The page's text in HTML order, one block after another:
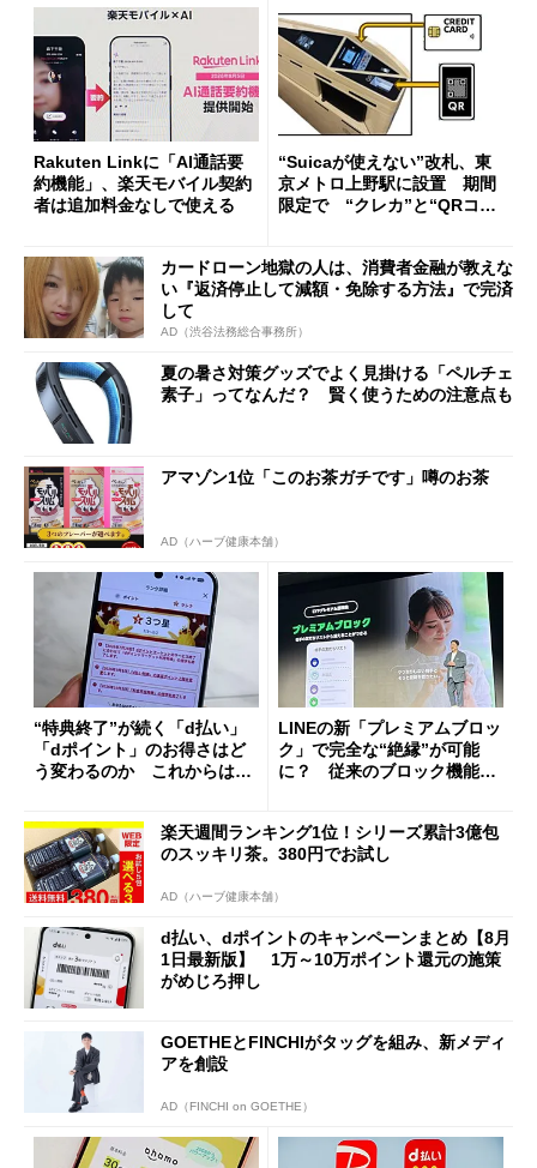
Rakuten Linkに「AI通話要
約機能」、楽天モバイル契約
者は追加料金なしで使える
“Suicaが使えない”改札、東
京メトロ上野駅に設置 期間
限定で “クレカ”と“QRコー
カードローン地獄の人は、消費者金融が教えな
い『返済停止して減額・免除する方法』で完済
して
AD（渋谷法務総合事務所）
夏の暑さ対策グッズでよく見掛ける「ペルチェ
素子」ってなんだ？ 賢く使うための注意点も
アマゾン1位「このお茶ガチです」噂のお茶
AD（ハーブ健康本舗）
“特典終了”が続く「d払い」
「dポイント」のお得さはど
う変わるのか これからは
LINEの新「プレミアムブロッ
ク」で完全な“絶縁”が可能
に？ 従来のブロック機能と
楽天週間ランキング1位！シリーズ累計3億包
のスッキリ茶。380円でお試し
AD（ハーブ健康本舗）
d払い、dポイントのキャンペーンまとめ【8月
1日最新版】 1万～10万ポイント還元の施策
がめじろ押し
GOETHEとFINCHIがタッグを組み、新メディ
アを創設
AD（FINCHI on GOETHE）